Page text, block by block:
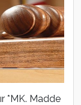
*MK. Madde